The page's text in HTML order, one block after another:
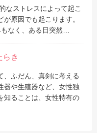
ストレスによって起こ
原因でも起こります。
なく、ある日突然…
らき
ふだん、真剣に考える
器や生殖器など、女性独
知ることは、女性特有の